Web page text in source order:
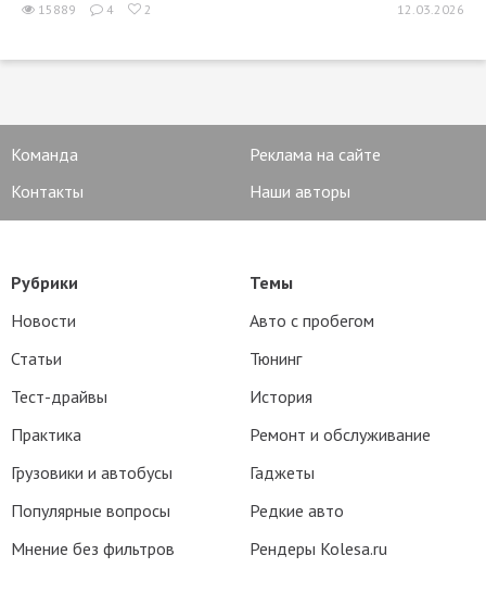
15889 4 2 12.03.2026
Команда
Реклама на сайте
Контакты
Наши авторы
Рубрики
Новости
Статьи
Тест-драйвы
Практика
Грузовики и автобусы
Популярные вопросы
Мнение без фильтров
Темы
Авто с пробегом
Тюнинг
История
Ремонт и обслуживание
Гаджеты
Редкие авто
Рендеры Kolesa.ru